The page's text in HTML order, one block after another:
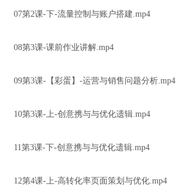
07第2课-下-流量控制与账户搭建.mp4
08第3课-课前作业讲解.mp4
09第3课-【彩蛋】-运营与销售问题分析.mp4
10第3课-上-创意携与与优化遗辑.mp4
11第3课-下-创意携与与优化遗辑.mp4
12第4课-上-高转化率页面策划与优化.mp4